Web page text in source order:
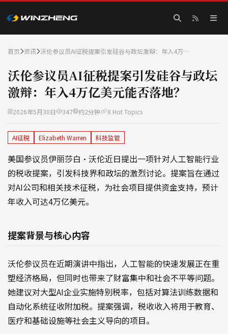
首页 资讯 沃伦参议员AI征税提案引发硅谷与政坛激辩：年入4万…
沃伦参议员AI征税提案引发硅谷与政坛
激辩：年入4万亿美元能否落地？
2026年5月30日 347 约2分钟 X Hot Topics
AI征税 Elizabeth Warren 科技监管
美国参议员伊丽莎白·沃伦近日提出一项针对人工智能行业
的税收提案，引发科技界和政坛的激烈讨论。提案旨在通过
对AI公司和相关技术征税，为社会项目提供资金支持，预计
年收入可达4万亿美元。
提案背景与核心内容
沃伦参议员在近期演讲中指出，人工智能的快速发展正在重
塑经济格局，但同时也带来了财富集中和社会不平等问题。
她建议对大型AI企业实施特别税率，包括对算法训练数据和
自动化系统征收附加税。提案强调，税收收入将用于教育、
医疗和基础设施等社会主义导向的项目。